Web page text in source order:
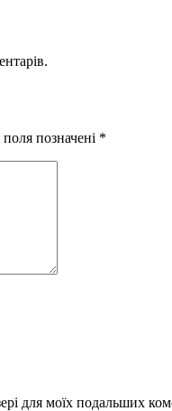
поля позначені *
для моїх подальших